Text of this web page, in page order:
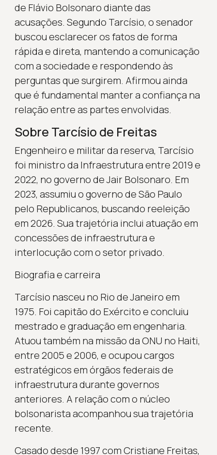
de Flávio Bolsonaro diante das
acusações. Segundo Tarcísio, o senador
buscou esclarecer os fatos de forma
rápida e direta, mantendo a comunicação
com a sociedade e respondendo às
perguntas que surgirem. Afirmou ainda
que é fundamental manter a confiança na
relação entre as partes envolvidas.
Sobre Tarcísio de Freitas
Engenheiro e militar da reserva, Tarcísio
foi ministro da Infraestrutura entre 2019 e
2022, no governo de Jair Bolsonaro. Em
2023, assumiu o governo de São Paulo
pelo Republicanos, buscando reeleição
em 2026. Sua trajetória inclui atuação em
concessões de infraestrutura e
interlocução com o setor privado.
Biografia e carreira
Tarcísio nasceu no Rio de Janeiro em
1975. Foi capitão do Exército e concluiu
mestrado e graduação em engenharia.
Atuou também na missão da ONU no Haiti,
entre 2005 e 2006, e ocupou cargos
estratégicos em órgãos federais de
infraestrutura durante governos
anteriores. A relação com o núcleo
bolsonarista acompanhou sua trajetória
recente.
Casado desde 1997 com Cristiane Freitas,